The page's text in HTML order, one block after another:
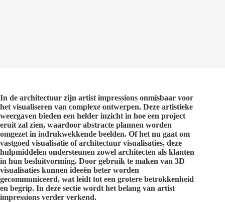
In de architectuur zijn artist impressions onmisbaar voor
het visualiseren van complexe ontwerpen. Deze artistieke
weergaven bieden een helder inzicht in hoe een project
eruit zal zien, waardoor abstracte plannen worden
omgezet in indrukwekkende beelden. Of het nu gaat om
vastgoed visualisatie of architectuur visualisaties, deze
hulpmiddelen ondersteunen zowel architecten als klanten
in hun besluitvorming. Door gebruik te maken van 3D
visualisaties kunnen ideeën beter worden
gecommuniceerd, wat leidt tot een grotere betrokkenheid
en begrip. In deze sectie wordt het belang van artist
impressions verder verkend.